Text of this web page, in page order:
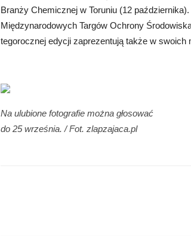
Branży Chemicznej w Toruniu (12
Międzynarodowych Targów Ochrony
tegorocznej edycji zaprezentują także w swoich
Na ulubione fotografie można głosować
do 25 września. / Fot. zlapzajaca.pl